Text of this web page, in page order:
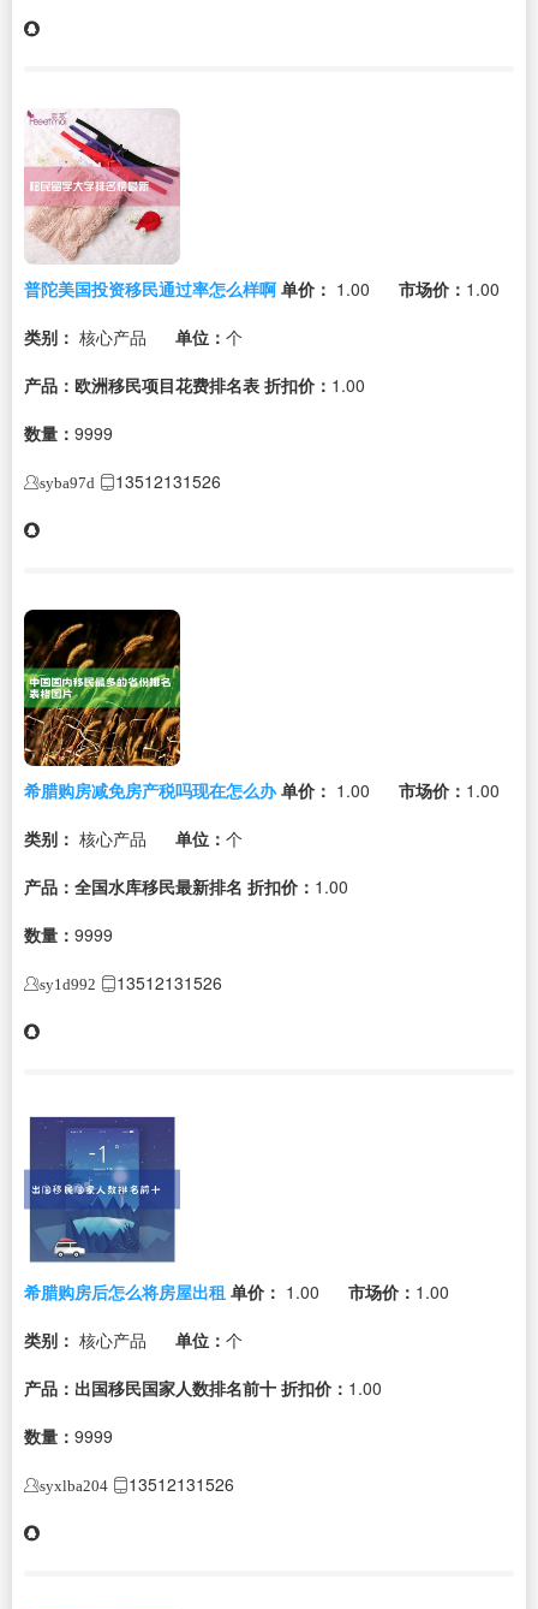
普陀美国投资移民通过率怎么样啊 单价： 1.00 市场价： 1.00
类别： 核心产品 单位： 个
产品：欧洲移民项目花费排名表 折扣价： 1.00
数量： 9999
syba97d 13512131526
希腊购房减免房产税吗现在怎么办 单价： 1.00 市场价： 1.00
类别： 核心产品 单位： 个
产品：全国水库移民最新排名 折扣价： 1.00
数量： 9999
sy1d992 13512131526
希腊购房后怎么将房屋出租 单价： 1.00 市场价： 1.00
类别： 核心产品 单位： 个
产品：出国移民国家人数排名前十 折扣价： 1.00
数量： 9999
syxlba204 13512131526